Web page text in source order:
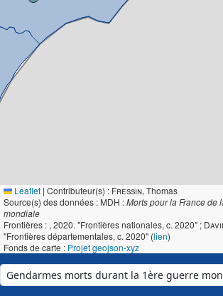
Leaflet | Contributeur(s) : Fressin, Thomas
Source(s) des données : MDH :Morts pour la France de
mondiale
Frontières : , 2020. "Frontières nationales, c. 2020" ;
"Frontières départementales, c. 2020" (lien)
Fonds de carte : Projet geojson-xyz